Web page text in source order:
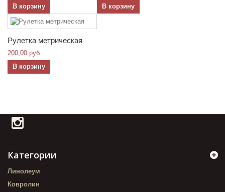
В корзину
В корзину
Рулетка метрическая
200,00 руб
В корзину
Категории
Линолеум
Ковролин